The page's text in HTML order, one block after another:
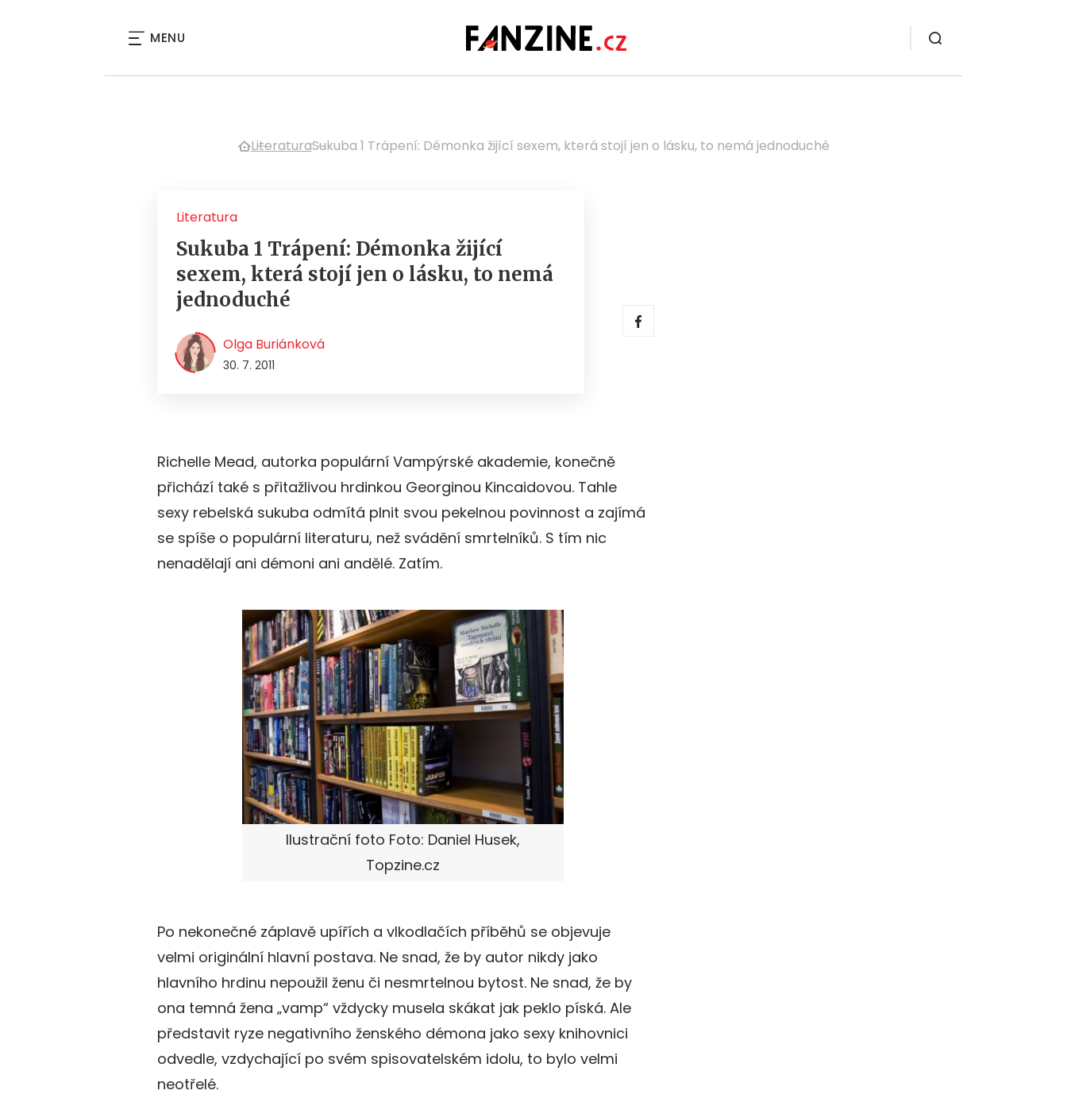
MENU
LiteraturaSukuba 1 Trápení: Démonka žijící sexem, která stojí jen o lásku, to nemá jednoduché
Literatura
Sukuba 1 Trápení: Démonka žijící
sexem, která stojí jen o lásku, to nemá
jednoduché
Olga Buriánková
30. 7. 2011
Richelle Mead, autorka populární Vampýrské akademie, konečně
přichází také s přitažlivou hrdinkou Georginou Kincaidovou. Tahle
sexy rebelská sukuba odmítá plnit svou pekelnou povinnost a zajímá
se spíše o populární literaturu, než svádění smrtelníků. S tím nic
nenadělají ani démoni ani andělé. Zatím.
Ilustrační foto Foto: Daniel Husek,
Topzine.cz
Po nekonečné záplavě upířích a vlkodlačích příběhů se objevuje
velmi originální hlavní postava. Ne snad, že by autor nikdy jako
hlavního hrdinu nepoužil ženu či nesmrtelnou bytost. Ne snad, že by
ona temná žena „vamp“ vždycky musela skákat jak peklo píská. Ale
představit ryze negativního ženského démona jako sexy knihovnici
odvedle, vzdychající po svém spisovatelském idolu, to bylo velmi
neotřelé.